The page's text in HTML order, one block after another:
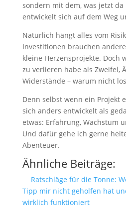
sondern mit dem, was jetzt da
entwickelt sich auf dem Weg
Natürlich hängt alles vom
Investitionen brauchen
kleine Herzensprojekte. Doch
zu verlieren habe als Zweifel,
Widerstände – warum nicht
Denn selbst wenn ein Projekt
sich anders entwickelt als
etwas: Erfahrung, Wachstum
Und dafür gehe ich gerne
Abenteuer.
Ähnliche Beiträge:
Ratschläge für die Tonne:
Tipp mir nicht geholfen hat
wirklich funktioniert